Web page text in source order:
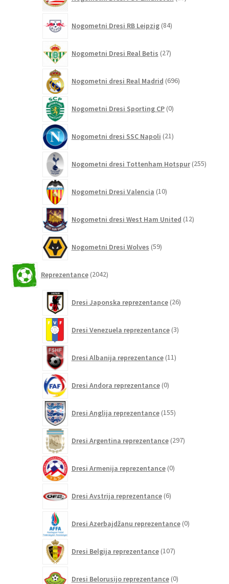
izdelkov
Nogometni Dresi RB Leipzig 84izdelkov
Nogometni Dresi Real Betis 27izdelkov
Nogometni dresi Real Madrid 696izdelkov
Nogometni Dresi Sporting CP 0izdelkov
Nogometni dresi SSC Napoli 21izdelkov
Nogometni dresi Tottenham Hotspur 255
Nogometni Dresi Valencia 10izdelkov
Nogometni dresi West Ham United 12izdelkov
Nogometni Dresi Wolves 59izdelkov
Reprezentance 2042izdelkov
Dresi Japonska reprezentance 26izdelkov
Dresi Venezuela reprezentance 3izdelki
Dresi Albanija reprezentance 11izdelkov
Dresi Andora reprezentance 0izdelkov
Dresi Anglija reprezentance 155izdelkov
Dresi Argentina reprezentance 297izdelkov
Dresi Armenija reprezentance 0izdelkov
Dresi Avstrija reprezentance 6izdelkov
Dresi Azerbajdžanu reprezentance 0izdelkov
Dresi Belgija reprezentance 107izdelkov
Dresi Belorusijo reprezentance 0